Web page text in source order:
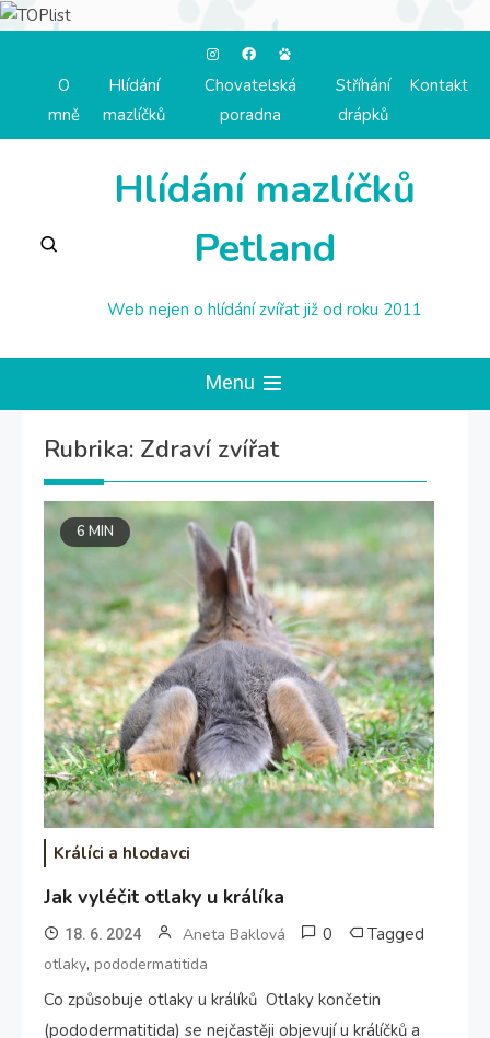
O
mně
Hlídání
mazlíčků
Chovatelská
poradna
Stříhání
drápků
Kontakt
Hlídání mazlíčků
Petland
Web nejen o hlídání zvířat již od roku 2011
Menu
Rubrika: Zdraví zvířat
6 MIN
Králíci a hlodavci
Jak vyléčit otlaky u králíka
18. 6. 2024 Aneta Baklová 0 Tagged
otlaky, pododermatitida
Co způsobuje otlaky u králíků Otlaky končetin
(pododermatitida) se nejčastěji objevují u králíčků a